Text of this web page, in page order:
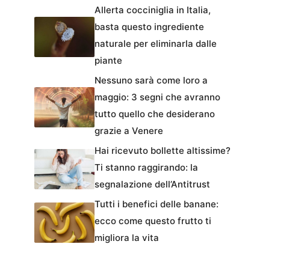
Allerta cocciniglia in Italia,
basta questo ingrediente
naturale per eliminarla dalle
piante
Nessuno sarà come loro a
maggio: 3 segni che avranno
tutto quello che desiderano
grazie a Venere
Hai ricevuto bollette altissime?
Ti stanno raggirando: la
segnalazione dell’Antitrust
Tutti i benefici delle banane:
ecco come questo frutto ti
migliora la vita